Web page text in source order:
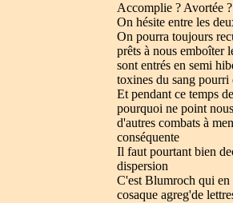
Accomplie ? Avortée ?
On hésite entre les
On pourra toujours
prêts à nous emboîter
sont entrés en semi
toxines du sang pourri
Et pendant ce temps
pourquoi ne point
d'autres combats à
conséquente
Il faut pourtant bien
dispersion
C'est Blumroch qui en
cosaque agreg'de